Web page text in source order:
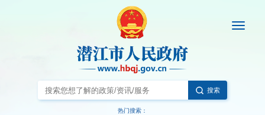
搜索
热门搜索：